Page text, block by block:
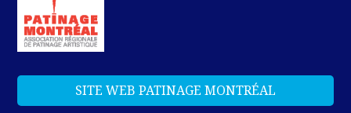
SITE WEB PATINAGE MONTRÉAL